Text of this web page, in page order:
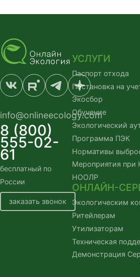
info@onlineecology.com
8 (800)
555-02-
61
бесплатный по
России
заказать звонок
УСЛУГИ
Паспорт отхода
Постановка на
Экосбор
Обучение
Экологический
Программа ПЭК
Нормативы
Мероприятия
НООЛР
ОНЛАЙН-
Экологическим
Ритейлерам
Утилизаторам
Техническая
Демонстрация